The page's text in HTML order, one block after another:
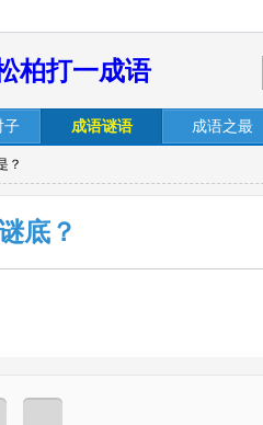
柏打一成语
子 成语谜语 成语之最
？
底？